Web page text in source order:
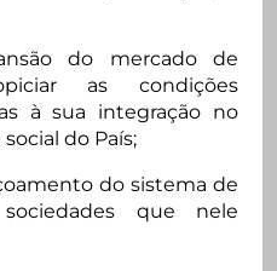
do mercado de
as condições
à sua integração no
do País;
do sistema de
que nele